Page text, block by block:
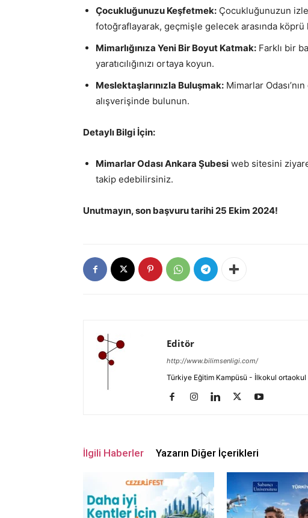
Çocukluğunuzu Keşfetmek: Çocukluğunuzun
fotoğraflayarak, geçmişle gelecek arasında köprü
Mimarlığınıza Yeni Bir Boyut Katmak: Farklı bir
yaratıcılığınızı ortaya koyun.
Meslektaşlarınızla Buluşmak: Mimarlar
alışverişinde bulunun.
Detaylı Bilgi İçin:
Mimarlar Odası Ankara Şubesi web sitesini
takip edebilirsiniz.
Unutmayın, son başvuru tarihi 25 Ekim 2024!
Editör
http://www.bilimsenligi.com/
Türkiye Eğitim Kampüsü - İlkokul
İlgili Haberler Yazarın Diğer İçerikleri